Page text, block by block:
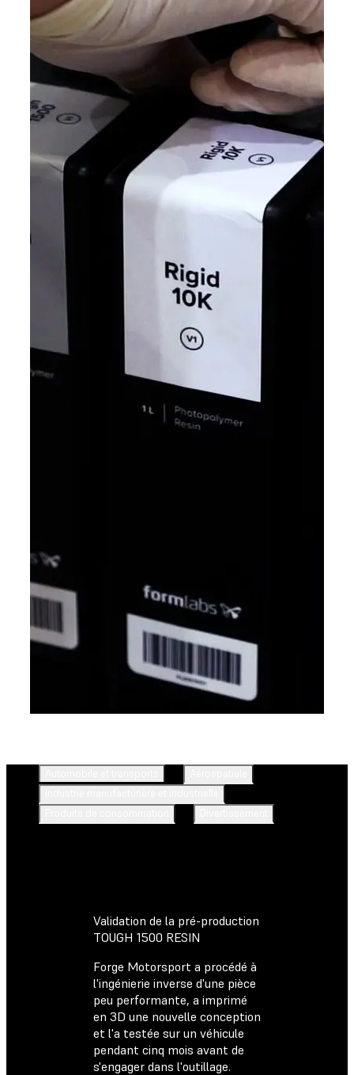
Validation de la pré-production
TOUGH 1500 RESIN
Forge Motorsport a procédé à
l'ingénierie inverse d'une pièce
peu performante, a imprimé
en 3D une nouvelle conception
et l'a testée sur un véhicule
pendant cinq mois avant de
s'engager dans l'outillage.